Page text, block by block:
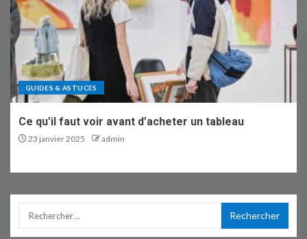
GUIDES & ASTUCES
Ce qu’il faut voir avant d’acheter un tableau
23 janvier 2025 admin